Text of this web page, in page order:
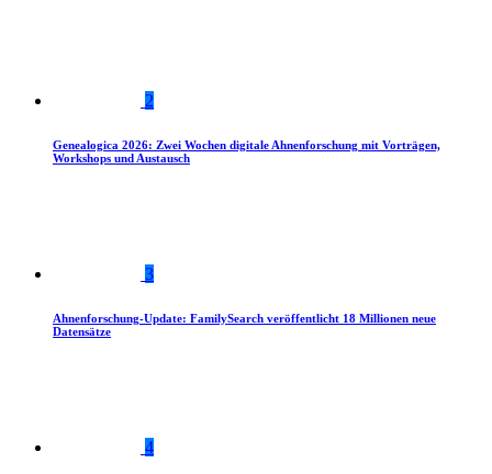
2
Genealogica 2026: Zwei Wochen digitale Ahnenforschung mit Vorträgen,
Workshops und Austausch
3
Ahnenforschung-Update: FamilySearch veröffentlicht 18 Millionen neue
Datensätze
4